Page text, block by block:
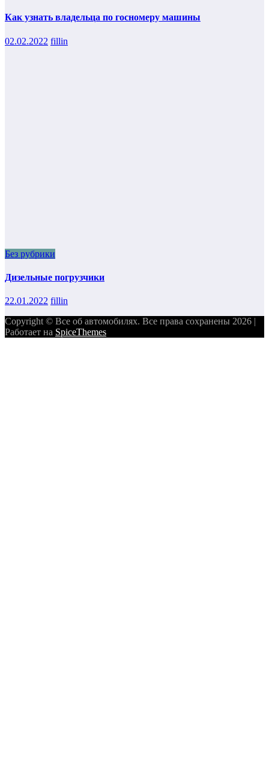
Как узнать владельца по госномеру машины
02.02.2022 fillin
Без рубрики
Дизельные погрузчики
22.01.2022 fillin
Copyright © Все об автомобилях. Все права сохранены 2026 |
Работает на SpiceThemes